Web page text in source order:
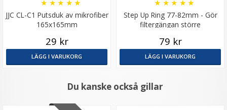
JJC CL-C1 Putsduk av mikrofiber
165x165mm
★ ★ ★ ★ ★
29 kr
LÄGG I VARUKORG
Step Up Ring 77-82mm - Gör
filtergängan större
★ ★ ★ ★ ★
79 kr
LÄGG I VARUKORG
Du kanske också gillar